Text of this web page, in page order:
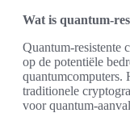
Wat is quantum-
Quantum-resistente
op de potentiële
quantumcomputers.
traditionele
voor quantum-